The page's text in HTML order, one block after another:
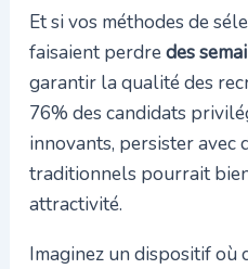
Et si vos méthodes de
faisaient perdredes
garantir la qualité des
76% des candidats
innovants, persister avec
traditionnels pourrait
attractivité.
Imaginez un dispositif où